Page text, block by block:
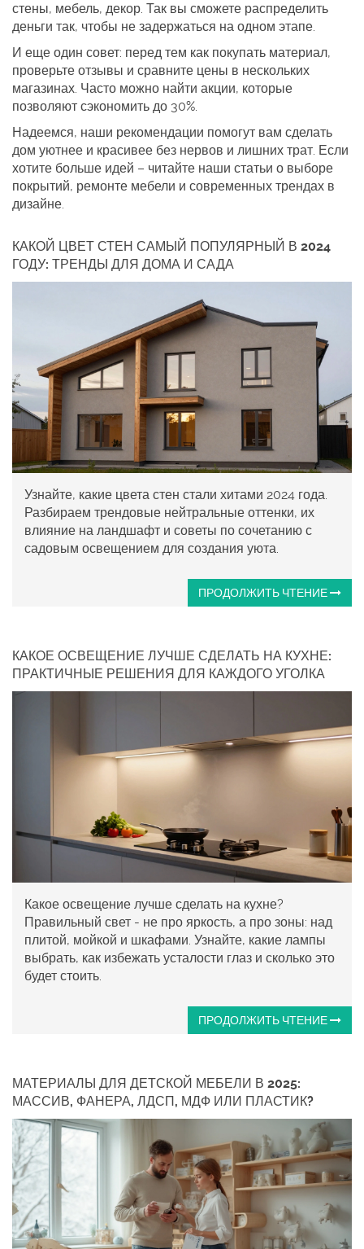
стены, мебель, декор. Так вы сможете распределить
деньги так, чтобы не задержаться на одном этапе.
И еще один совет: перед тем как покупать материал,
проверьте отзывы и сравните цены в нескольких
магазинах. Часто можно найти акции, которые
позволяют сэкономить до 30%.
Надеемся, наши рекомендации помогут вам сделать
дом уютнее и красивее без нервов и лишних трат. Если
хотите больше идей – читайте наши статьи о выборе
покрытий, ремонте мебели и современных трендах в
дизайне.
КАКОЙ ЦВЕТ СТЕН САМЫЙ ПОПУЛЯРНЫЙ В 2024
ГОДУ: ТРЕНДЫ ДЛЯ ДОМА И САДА
Узнайте, какие цвета стен стали хитами 2024 года.
Разбираем трендовые нейтральные оттенки, их
влияние на ландшафт и советы по сочетанию с
садовым освещением для создания уюта.
ПРОДОЛЖИТЬ ЧТЕНИЕ
КАКОЕ ОСВЕЩЕНИЕ ЛУЧШЕ СДЕЛАТЬ НА КУХНЕ:
ПРАКТИЧНЫЕ РЕШЕНИЯ ДЛЯ КАЖДОГО УГОЛКА
Какое освещение лучше сделать на кухне?
Правильный свет - не про яркость, а про зоны: над
плитой, мойкой и шкафами. Узнайте, какие лампы
выбрать, как избежать усталости глаз и сколько это
будет стоить.
ПРОДОЛЖИТЬ ЧТЕНИЕ
МАТЕРИАЛЫ ДЛЯ ДЕТСКОЙ МЕБЕЛИ В 2025:
МАССИВ, ФАНЕРА, ЛДСП, МДФ ИЛИ ПЛАСТИК?